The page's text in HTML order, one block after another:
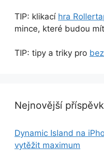
TIP: klikací hra
mince, které budou
TIP: tipy a triky pro
Nejnovější
Dynamic Island na
vytěžit maximum